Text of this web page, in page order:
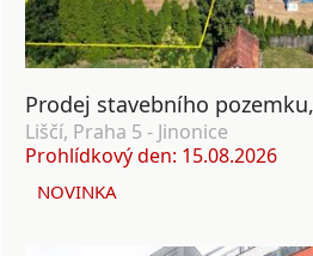
Liščí, Praha 5 - Jinonice
Prohlídkový den: 15.08.2026
NOVINKA